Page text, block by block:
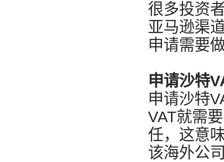
很多投资
亚马逊渠
申请需要
申请沙特
申请沙特
VAT就需
任，这意
该海外公